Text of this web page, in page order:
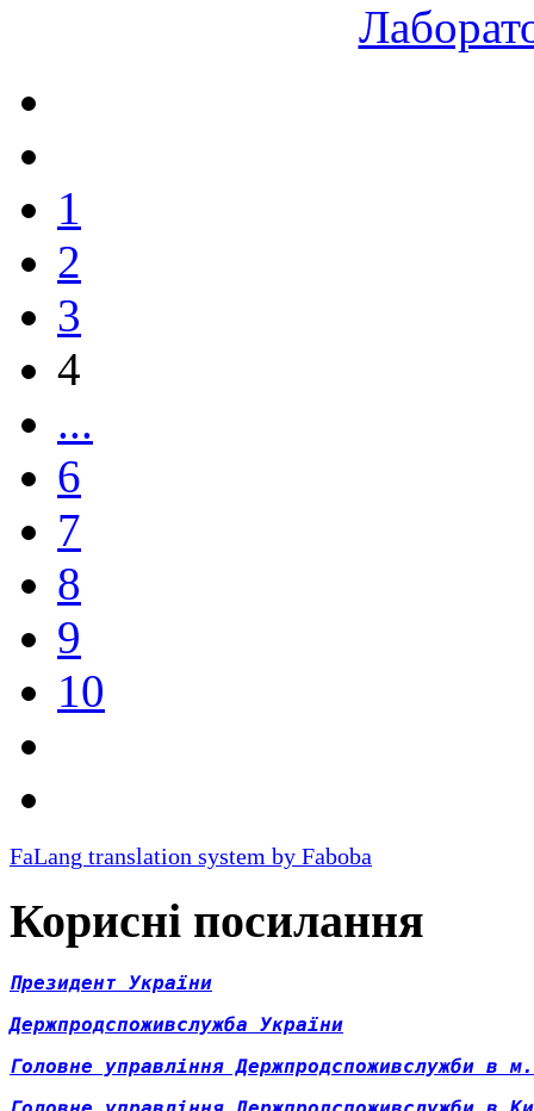
1
2
3
4
...
6
7
8
9
10
FaLang translation system by Faboba
Корисні посилання
Президент України
Держпродспоживслужба України
Головне управління Держпродспоживслужби в